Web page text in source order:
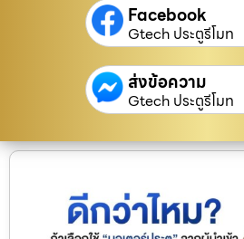
Facebook
Gtech ประตูรีโมท
ส่งข้อความ
Gtech ประตูรีโมท